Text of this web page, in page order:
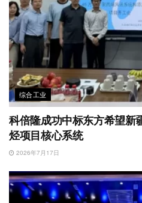
综合工业
科倍隆成功中标东方希望新
烃项目核心系统
2026年7月17日